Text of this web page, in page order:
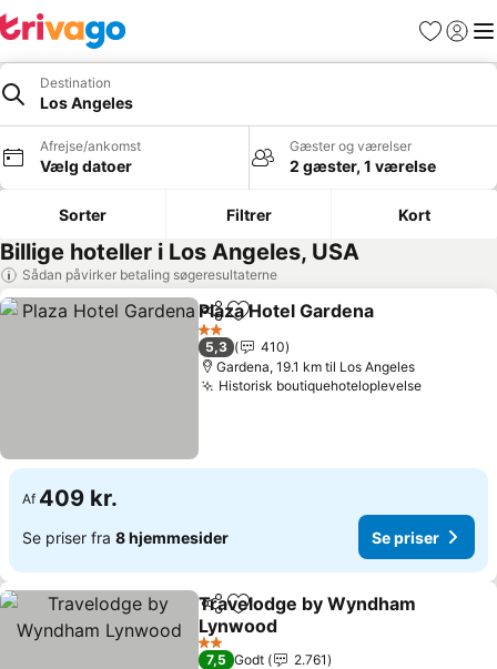
Favoritter
Log ind
Destination
Los Angeles
Afrejse/ankomst
Vælg datoer
Gæster og værelser
2 gæster, 1 værelse
Sorter Filtrer Kort
Billige hoteller i Los Angeles, USA
Sådan påvirker betaling søgeresultaterne
Del Føj til favoritter
Plaza Hotel Gardena
2 Stjerner
5,3
410
Gardena, 19.1 km til Los Angeles
Historisk boutiquehoteloplevelseSe priser
Af 409 kr.
Se priser fra 8 hjemmesider Se priser
Del Føj til favoritter
Travelodge by Wyndham
Lynwood
Se priser
2 Stjerner
7,5 Godt
2.761